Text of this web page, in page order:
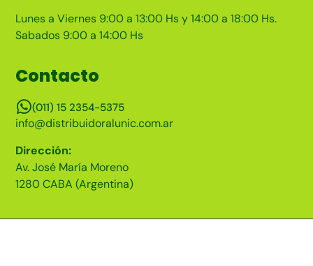
Lunes a Viernes 9:00 a 13:00 Hs y 14:00 a 18:00 Hs.
Sabados 9:00 a 14:00 Hs
Contacto
(011) 15 2354-5375
info@distribuidoralunic.com.ar
Dirección:
Av. José María Moreno
1280 CABA (Argentina)